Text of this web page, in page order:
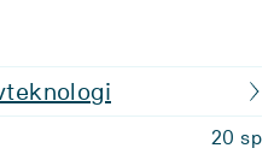
20 sp